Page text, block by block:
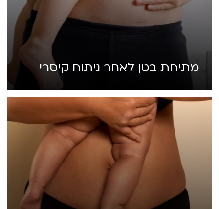
מתיחת בטן לאחר ניתוח קיסרי